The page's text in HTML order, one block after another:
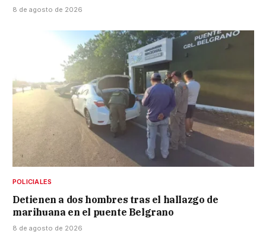
8 de agosto de 2026
POLICIALES
Detienen a dos hombres tras el hallazgo de
marihuana en el puente Belgrano
8 de agosto de 2026